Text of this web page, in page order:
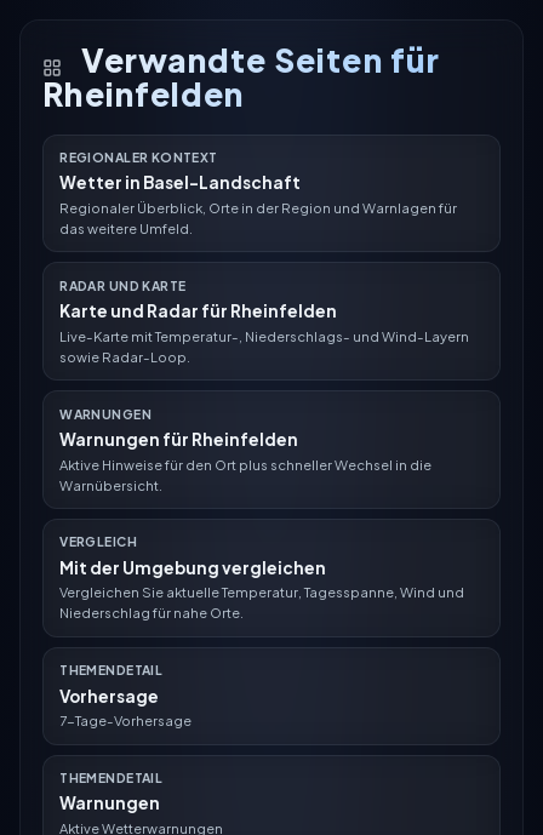
Verwandte Seiten für
Rheinfelden
REGIONALER KONTEXT
Wetter in Basel-Landschaft
Regionaler Überblick, Orte in der Region und Warnlagen für
das weitere Umfeld.
RADAR UND KARTE
Karte und Radar für Rheinfelden
Live-Karte mit Temperatur-, Niederschlags- und Wind-Layern
sowie Radar-Loop.
WARNUNGEN
Warnungen für Rheinfelden
Aktive Hinweise für den Ort plus schneller Wechsel in die
Warnübersicht.
VERGLEICH
Mit der Umgebung vergleichen
Vergleichen Sie aktuelle Temperatur, Tagesspanne, Wind und
Niederschlag für nahe Orte.
THEMENDETAIL
Vorhersage
7-Tage-Vorhersage
THEMENDETAIL
Warnungen
Aktive Wetterwarnungen